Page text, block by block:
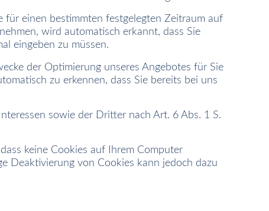
einen bestimmten festgelegten Zeitraum auf
wird automatisch erkannt, dass Sie
eingeben zu müssen.
der Optimierung unseres Angebotes für Sie
zu erkennen, dass Sie bereits bei uns
sowie der Dritter nach Art. 6 Abs. 1 S.
keine Cookies auf Ihrem Computer
Deaktivierung von Cookies kann jedoch dazu